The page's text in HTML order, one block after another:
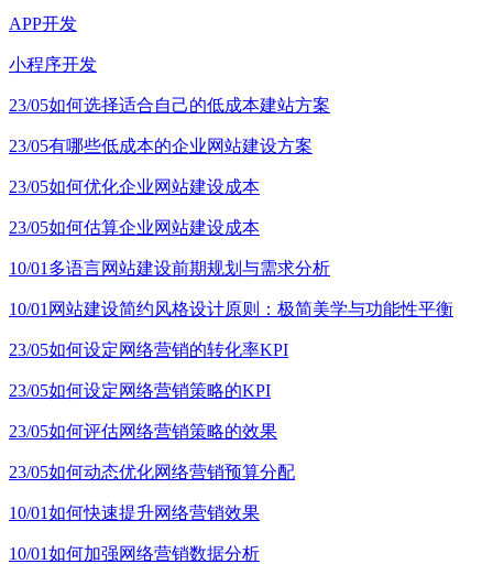
APP开发
小程序开发
23/05如何选择适合自己的低成本建站方案
23/05有哪些低成本的企业网站建设方案
23/05如何优化企业网站建设成本
23/05如何估算企业网站建设成本
10/01 多语言网站建设前期规划与需求分析
10/01 网站建设简约风格设计原则：极简美学与功能性平衡
23/05如何设定网络营销的转化率KPI
23/05如何设定网络营销策略的KPI
23/05如何评估网络营销策略的效果
23/05如何动态优化网络营销预算分配
10/01如何快速提升网络营销效果
10/01如何加强网络营销数据分析